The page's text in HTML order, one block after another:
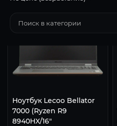
Ноутбук Lecoo Bellator
7000 (Ryzen R9
8940HX/16"